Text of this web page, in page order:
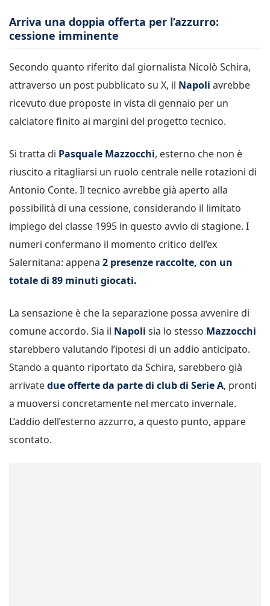
Arriva una doppia offerta per l’azzurro:
cessione imminente
Secondo quanto riferito dal giornalista Nicolò Schira,
attraverso un post pubblicato su X, il Napoli avrebbe
ricevuto due proposte in vista di gennaio per un
calciatore finito ai margini del progetto tecnico.
Si tratta di Pasquale Mazzocchi, esterno che non è
riuscito a ritagliarsi un ruolo centrale nelle rotazioni di
Antonio Conte. Il tecnico avrebbe già aperto alla
possibilità di una cessione, considerando il limitato
impiego del classe 1995 in questo avvio di stagione. I
numeri confermano il momento critico dell’ex
Salernitana: appena 2 presenze raccolte, con un
totale di 89 minuti giocati.
La sensazione è che la separazione possa avvenire di
comune accordo. Sia il Napoli sia lo stesso Mazzocchi
starebbero valutando l’ipotesi di un addio anticipato.
Stando a quanto riportato da Schira, sarebbero già
arrivatedue offerte da parte di club di Serie A, pronti
a muoversi concretamente nel mercato invernale.
L’addio dell’esterno azzurro, a questo punto, appare
scontato.